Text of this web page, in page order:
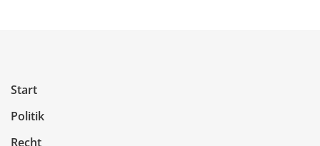
Start
Politik